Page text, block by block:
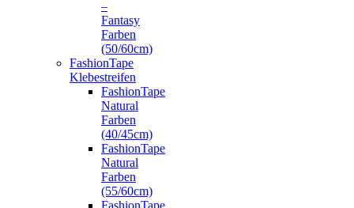
–
Fantasy
Farben
(50/60cm)
FashionTape
Klebestreifen
FashionTape
Natural
Farben
(40/45cm)
FashionTape
Natural
Farben
(55/60cm)
FashionTape